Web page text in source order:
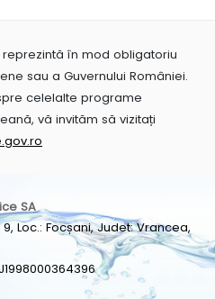
în mod obligatoriu
sau a Guvernului României.
celelalte programe
vă invităm să vizitați
SA
Loc.: Focșani, Judet: Vrancea,